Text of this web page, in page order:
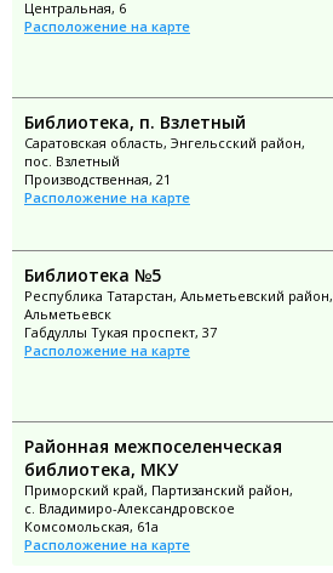
Центральная, 6
Расположение на карте
Библиотека, п. Взлетный
Саратовская область, Энгельсский район,
пос. Взлетный
Производственная, 21
Расположение на карте
Библиотека №5
Республика Татарстан, Альметьевский район,
Альметьевск
Габдуллы Тукая проспект, 37
Расположение на карте
Районная межпоселенческая
библиотека, МКУ
Приморский край, Партизанский район,
с. Владимиро-Александровское
Комсомольская, 61а
Расположение на карте